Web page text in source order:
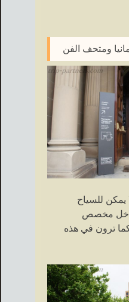
ومتحف الفن
يمكن للسياح
مدخل مخصص
ترون في هذه